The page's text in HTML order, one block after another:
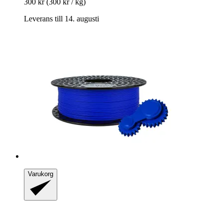
300 kr (300 kr / kg)
Leverans till 14. augusti
Varukorg